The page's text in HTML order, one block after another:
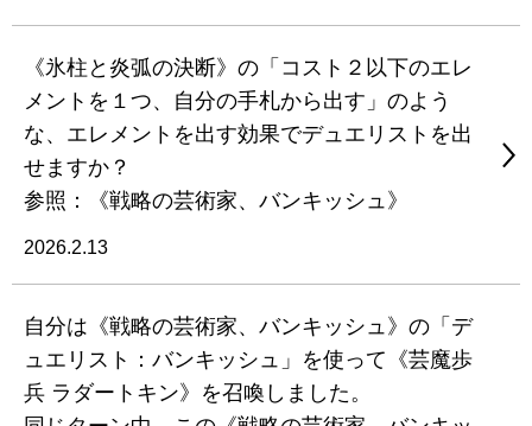
《氷柱と炎弧の決断》の「コスト２以下のエレ
メントを１つ、自分の手札から出す」のよう
な、エレメントを出す効果でデュエリストを出
せますか？
参照：《戦略の芸術家、バンキッシュ》
2026.2.13
自分は《戦略の芸術家、バンキッシュ》の「デ
ュエリスト：バンキッシュ」を使って《芸魔歩
兵 ラダートキン》を召喚しました。